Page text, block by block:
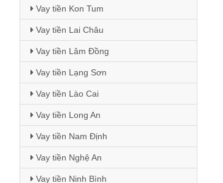
Vay tiền Kon Tum
Vay tiền Lai Châu
Vay tiền Lâm Đồng
Vay tiền Lạng Sơn
Vay tiền Lào Cai
Vay tiền Long An
Vay tiền Nam Định
Vay tiền Nghệ An
Vay tiền Ninh Bình